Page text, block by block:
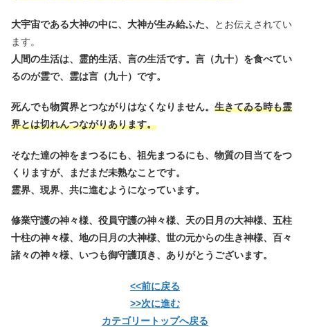
大宇宙である大神の中に、大神が生み給ふた、
とお伝えされてい
ます。
人間の生活は、霊的生活、言の生活です。言（九十）を食べてい
るのが霊で、霊は言（九十）です。
死んでも物質界とつながりはなくなりません。 生きてゐる時も霊
界とは切れんつながりあります。
そなた達の神をまつるにも、祖先まつるにも、物質の目当てをつ
くりますが、まだまだ未熟なことです。
霊界、現界、共に進むようになっています。
修業守護の神々様、役員守護の神々様、天の日月の大神様、五柱
十柱の神々様、地の日月の大神様、世の元からの生き神様、百々
諸々の神々様、いつも御守護頂き、ありがとうございます。
<<前に戻る
>>次に進む
カテゴリートップへ戻る